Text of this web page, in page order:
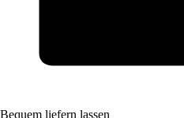
Bequem liefern lassen